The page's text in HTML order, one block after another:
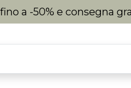
a -50% e consegna